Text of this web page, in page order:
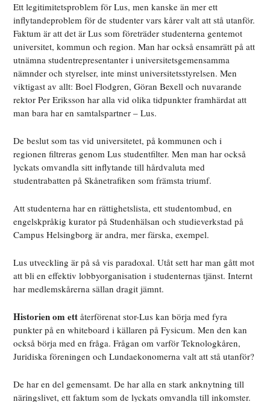
Ett legitimitetsproblem för Lus, men kanske än mer ett
inflytandeproblem för de studenter vars kårer valt att stå utanför.
Faktum är att det är Lus som företräder studenterna gentemot
universitet, kommun och region. Man har också ensamrätt på att
utnämna studentrepresentanter i universitetsgemensamma
nämnder och styrelser, inte minst universitetsstyrelsen. Men
viktigast av allt: Boel Flodgren, Göran Bexell och nuvarande
rektor Per Eriksson har alla vid olika tidpunkter framhärdat att
man bara har en samtalspartner – Lus.
De beslut som tas vid universitetet, på kommunen och i
regionen filtreras genom Lus studentfilter. Men man har också
lyckats omvandla sitt inflytande till hårdvaluta med
studentrabatten på Skånetrafiken som främsta triumf.
Att studenterna har en rättighetslista, ett studentombud, en
engelskpråkig kurator på Studenhälsan och studieverkstad på
Campus Helsingborg är andra, mer färska, exempel.
Lus utveckling är på så vis paradoxal. Utåt sett har man gått mot
att bli en effektiv lobbyorganisation i studenternas tjänst. Internt
har medlemskårerna sällan dragit jämnt.
Historien om ett återförenat stor-Lus kan börja med fyra
punkter på en whiteboard i källaren på Fysicum. Men den kan
också börja med en fråga. Frågan om varför Teknologkåren,
Juridiska föreningen och Lundaekonomerna valt att stå utanför?
De har en del gemensamt. De har alla en stark anknytning till
näringslivet, ett faktum som de lyckats omvandla till inkomster.